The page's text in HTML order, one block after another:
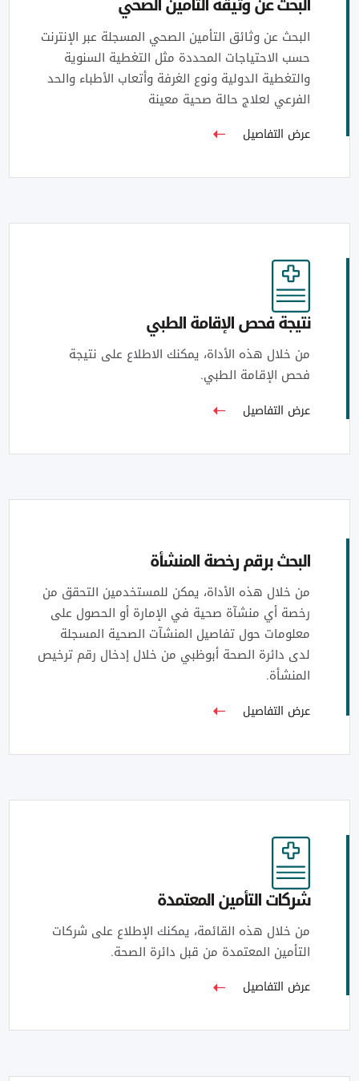
البحث عن وثائق التأمين الصحي المسجلة عبر الإنترنت
حسب الاحتياجات المحددة مثل التغطية السنوية
والتغطية الدولية ونوع الغرفة وأتعاب الأطباء والحد
الفرعي لعلاج حالة صحية معينة
عرض التفاصيل
نتيجة فحص الإقامة الطبي
من خلال هذه الأداة، يمكنك الاطلاع على نتيجة
فحص الإقامة الطبي.
عرض التفاصيل
البحث برقم رخصة المنشأة
من خلال هذه الأداة، يمكن للمستخدمين التحقق من
رخصة أي منشآة صحية في الإمارة أو الحصول على
معلومات حول تفاصيل المنشآت الصحية المسجلة
لدى دائرة الصحة أبوظبي من خلال إدخال رقم ترخيص
المنشأة.
عرض التفاصيل
شركات التأمين المعتمدة
من خلال هذه القائمة، يمكنك الإطلاع على شركات
التأمين المعتمدة من قبل دائرة الصحة.
عرض التفاصيل